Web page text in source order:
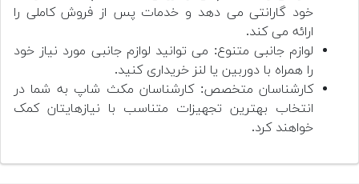
خود گارانتی می دهد و خدمات پس از فروش کاملی را
ارائه می کند.
لوازم جانبی متنوع: می توانید لوازم جانبی مورد نیاز خود
را همراه با دوربین یا لنز خریداری کنید.
کارشناسان متخصص: کارشناسان مکث شاپ به شما در
انتخاب بهترین تجهیزات متناسب با نیازهایتان کمک
خواهند کرد.